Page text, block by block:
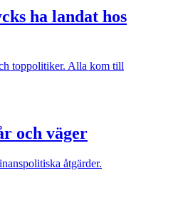
ha landat hos
toppolitiker. Alla kom till
och väger
åtgärder.